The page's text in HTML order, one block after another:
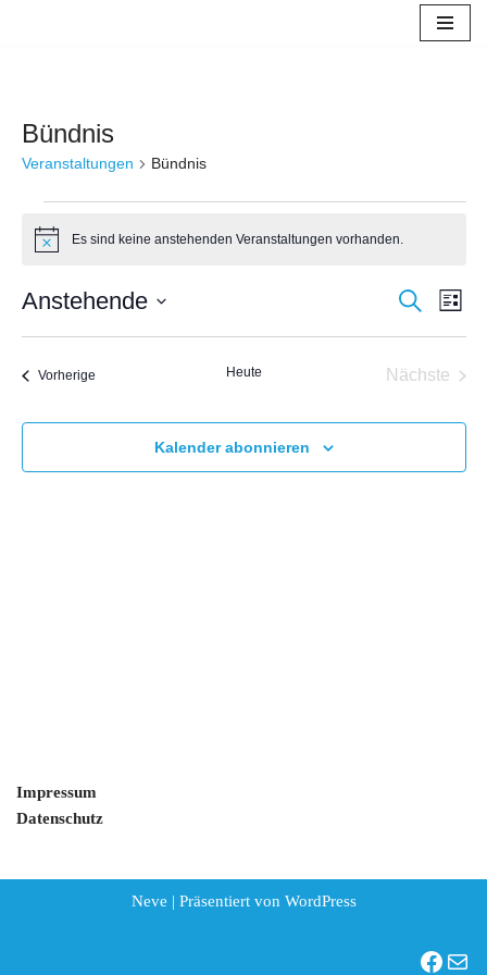
Bündnis
Veranstaltungen Bündnis
HinweisEs sind keine anstehenden Veranstaltungen vorhanden.
Suche
und
Suche
Liste
Anstehende
VorherigeVeranstaltungen Heute
Nächste
Kalender abonnieren
Impressum
Datenschutz
Neve | Präsentiert von WordPress